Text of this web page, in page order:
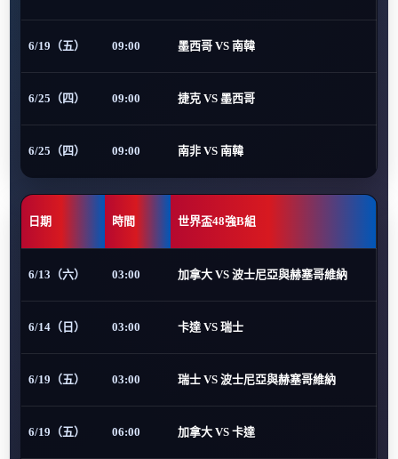
6/19（五） 09:00 墨西哥 VS 南韓
6/25（四） 09:00 捷克 VS 墨西哥
6/25（四） 09:00 南非 VS 南韓
日期 時間 世界盃48強B組
6/13（六） 03:00 加拿大 VS 波士尼亞與赫塞哥維納
6/14（日） 03:00 卡達 VS 瑞士
6/19（五） 03:00 瑞士 VS 波士尼亞與赫塞哥維納
6/19（五） 06:00 加拿大 VS 卡達